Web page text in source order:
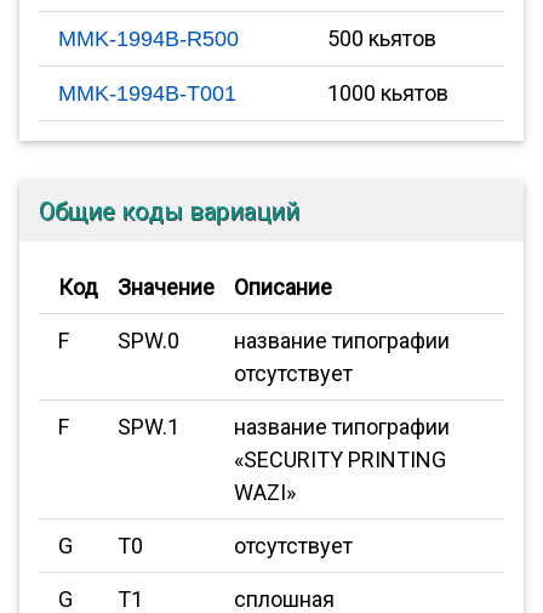
MMK-1994B-R500 500 кьятов
MMK-1994B-T001 1000 кьятов
Общие коды вариаций
Код Значение Описание
F SPW.0
название типографии
отсутствует
F SPW.1
название типографии
«SECURITY PRINTING
WAZI»
G T0 отсутствует
G T1 сплошная